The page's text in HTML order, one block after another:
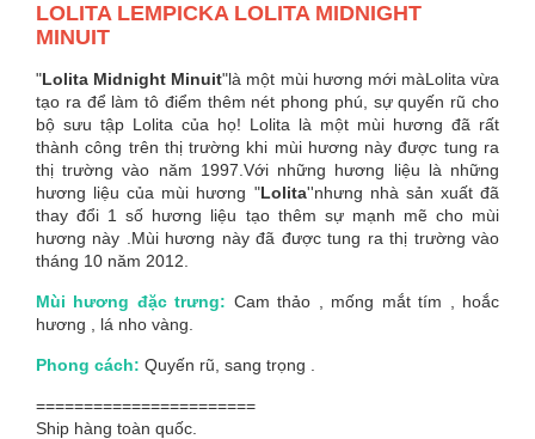
LOLITA LEMPICKA LOLITA MIDNIGHT
MINUIT
"Lolita Midnight Minuit"là một mùi hương mới màLolita vừa
tạo ra để làm tô điểm thêm nét phong phú, sự quyến rũ cho
bộ sưu tập Lolita của họ! Lolita là một mùi hương đã rất
thành công trên thị trường khi mùi hương này được tung ra
thị trường vào năm 1997.Với những hương liệu là những
hương liệu của mùi hương "Lolita''nhưng nhà sản xuất đã
thay đổi 1 số hương liệu tạo thêm sự mạnh mẽ cho mùi
hương này .Mùi hương này đã được tung ra thị trường vào
tháng 10 năm 2012.
Mùi hương đặc trưng: Cam thảo , mống mắt tím , hoắc
hương , lá nho vàng.
Phong cách: Quyến rũ, sang trọng .
=======================
Ship hàng toàn quốc.